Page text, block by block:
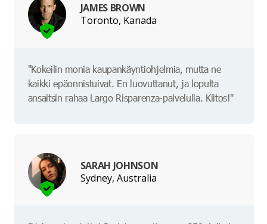
JAMES BROWN
Toronto, Kanada
"Kokeilin monia kaupankäyntiohjelmia, mutta ne
kaikki epäonnistuivat. En luovuttanut, ja lopulta
ansaitsin rahaa Largo Risparenza-palvelulla. Kiitos!"
SARAH JOHNSON
Sydney, Australia